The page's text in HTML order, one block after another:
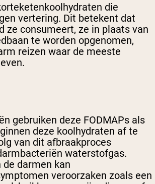
die
vertering. Dit betekent dat
ze consumeert, ze in plaats van
te worden opgenomen,
reizen waar de meeste
gebruiken deze FODMAPs als
deze koolhydraten af te
van dit afbraakproces
waterstofgas.
darmen kan
veroorzaken zoals een